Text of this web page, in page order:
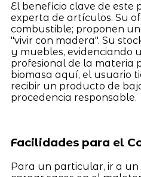
El beneficio clave de este
experta de artículos. Su
combustible; proponen
"vivir con madera". Su
y muebles, evidenciando
profesional de la materia
biomasa aquí, el usuario
recibir un producto de
procedencia responsable.
Facilidades para el
Para un particular, ir a un